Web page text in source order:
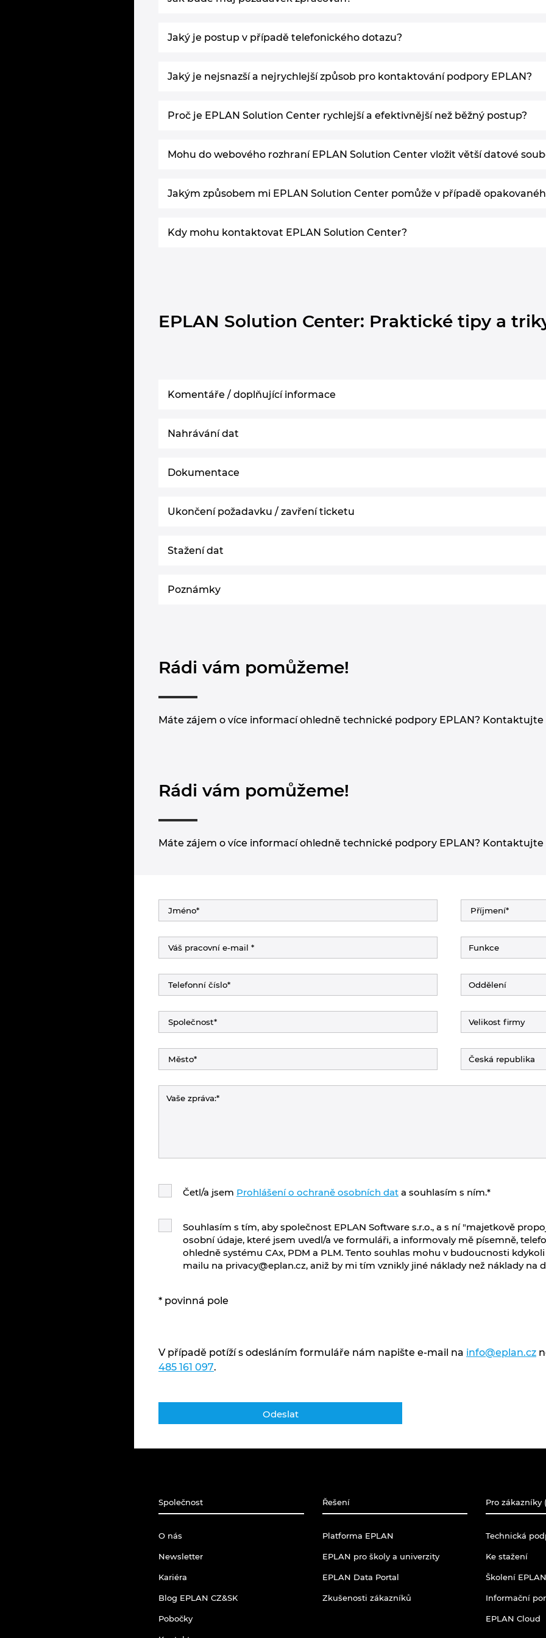
Jaký je postup v případě telefonického dotazu?
Jaký je nejsnazší a nejrychlejší způsob pro kontaktování podpory EPLAN?
Proč je EPLAN Solution Center rychlejší a efektivnější než běžný postup?
Mohu do webového rozhraní EPLAN Solution Center vložit větší datové
Jakým způsobem mi EPLAN Solution Center pomůže v případě
Kdy mohu kontaktovat EPLAN Solution Center?
EPLAN Solution Center: Praktické tipy a
Komentáře / doplňující informace
Nahrávání dat
Dokumentace
Ukončení požadavku / zavření ticketu
Stažení dat
Poznámky
Rádi vám pomůžeme!
Máte zájem o více informací ohledně technické podpory EPLAN? Kontaktujte
Rádi vám pomůžeme!
Máte zájem o více informací ohledně technické podpory EPLAN? Kontaktujte
Četl/a jsem Prohlášení o ochraně osobních dat a souhlasím s ním.*
Souhlasím s tím, aby společnost EPLAN Software s.r.o., a s ní "majetkově
osobní údaje, které jsem uvedl/a ve formuláři, a informovaly mě písemně,
ohledně systému CAx, PDM a PLM. Tento souhlas mohu v budoucnosti
mailu na privacy@eplan.cz, aniž by mi tím vznikly jiné náklady než náklady na
* povinná pole
V případě potíží s odesláním formuláře nám napište e-mail na info@eplan.cz
485 161 097.
Společnost
O nás
Newsletter
Kariéra
Blog EPLAN CZ&SK
Pobočky
Řešení
Platforma EPLAN
EPLAN pro školy a univerzity
EPLAN Data Portal
Zkušenosti zákazníků
Pro zákazníky
Technická
Ke stažení
Školení
Informační
EPLAN Cloud